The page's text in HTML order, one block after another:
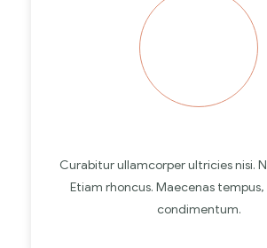
Curabitur ullamcorper ultricies nisi.
Etiam rhoncus. Maecenas
condimentum.